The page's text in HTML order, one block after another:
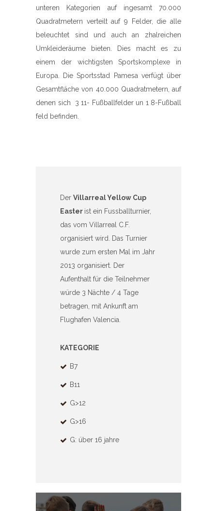
unteren Kategorien auf ingesamt 70.000
Quadratmetern verteilt auf 9 Felder, die alle
beleuchtet sind und auch an zhalreichen
Umkleideräume bieten. Dies macht es zu
einem der wichtigsten Sportskomplexe in
Europa. Die Sportsstad Pamesa verfügt über
Gesamtfläche von 40.000 Quadratmetern, auf
denen sich
3 11- Fußballfelder un 1 8-Fußball
feld befinden.
Der Villarreal Yellow Cup
Easter ist ein Fussballturnier,
das vom Villarreal C.F.
organisiert wird. Das Turnier
wurde zum ersten Mal im Jahr
2013 organisiert. Der
Aufenthalt für die Teilnehmer
würde 3 Nächte / 4 Tage
betragen, mit Ankunft am
Flughafen Valencia.
KATEGORIE
B7
B11
G>12
G>16
G: über 16 jahre